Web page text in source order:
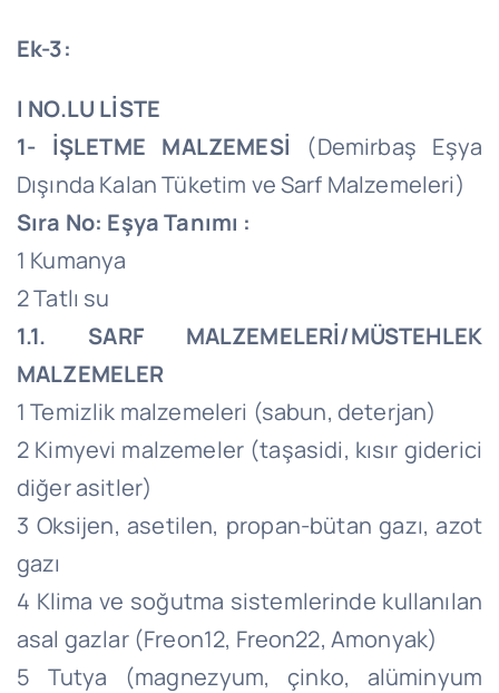
Ek-3:
I NO.LU LİSTE
1- İŞLETME MALZEMESİ (Demirbaş Eşya
Dışında Kalan Tüketim ve Sarf Malzemeleri)
Sıra No: Eşya Tanımı :
1 Kumanya
2 Tatlı su
1.1. SARF MALZEMELERİ/MÜSTEHLEK
MALZEMELER
1 Temizlik malzemeleri (sabun, deterjan)
2 Kimyevi malzemeler (taşasidi, kısır giderici
diğer asitler)
3 Oksijen, asetilen, propan-bütan gazı, azot
gazı
4 Klima ve soğutma sistemlerinde kullanılan
asal gazlar (Freon12, Freon22, Amonyak)
5 Tutya (magnezyum, çinko, alüminyum